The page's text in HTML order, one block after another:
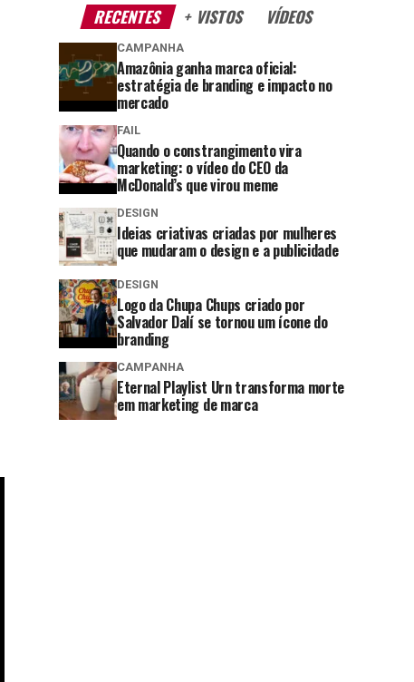
RECENTES + VISTOS VÍDEOS
CAMPANHA
Amazônia ganha marca oficial:
estratégia de branding e impacto no
mercado
FAIL
Quando o constrangimento vira
marketing: o vídeo do CEO da
McDonald’s que virou meme
DESIGN
Ideias criativas criadas por mulheres
que mudaram o design e a publicidade
DESIGN
Logo da Chupa Chups criado por
Salvador Dalí se tornou um ícone do
branding
CAMPANHA
Eternal Playlist Urn transforma morte
em marketing de marca